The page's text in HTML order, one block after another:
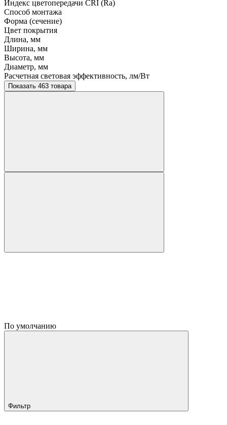
Индекс цветопередачи CRI (Ra)
Способ монтажа
Форма (сечение)
Цвет покрытия
Длина, мм
Ширина, мм
Высота, мм
Диаметр, мм
Расчетная световая эффективность, лм/Вт
Показать 463 товара
По умолчанию
Фильтр